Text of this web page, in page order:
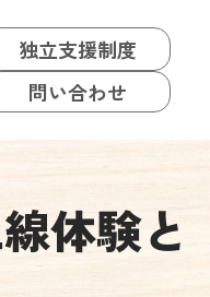
独立支援制度
問い合わせ
体験と